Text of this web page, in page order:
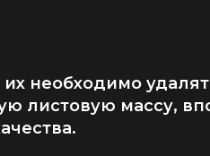
необходимо
листовую массу,